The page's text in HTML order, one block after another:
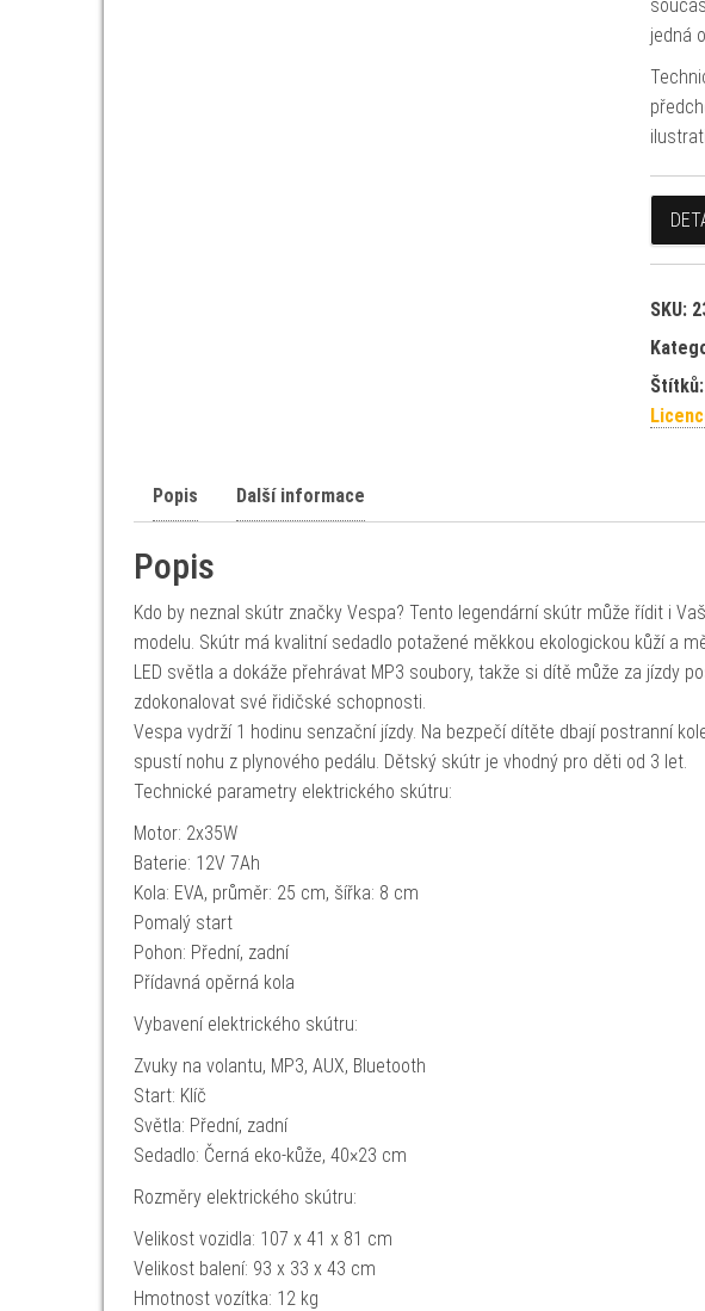
jedná
SKU:
Štítků:
Popis Další informace
Popis
Kdo by neznal skútr značky Vespa? Tento legendární skútr může řídit i
modelu. Skútr má kvalitní sedadlo potažené měkkou ekologickou kůží a
LED světla a dokáže přehrávat MP3 soubory, takže si dítě může za jízdy
zdokonalovat své řidičské schopnosti.
Vespa vydrží 1 hodinu senzační jízdy. Na bezpečí dítěte dbají postranní
spustí nohu z plynového pedálu. Dětský skútr je vhodný pro děti od 3 let.
Technické parametry elektrického skútru:
Motor: 2x35W
Baterie: 12V 7Ah
Kola: EVA, průměr: 25 cm, šířka: 8 cm
Pomalý start
Pohon: Přední, zadní
Přídavná opěrná kola
Vybavení elektrického skútru:
Zvuky na volantu, MP3, AUX, Bluetooth
Start: Klíč
Světla: Přední, zadní
Sedadlo: Černá eko-kůže, 40×23 cm
Rozměry elektrického skútru:
Velikost vozidla: 107 x 41 x 81 cm
Velikost balení: 93 x 33 x 43 cm
Hmotnost vozítka: 12 kg